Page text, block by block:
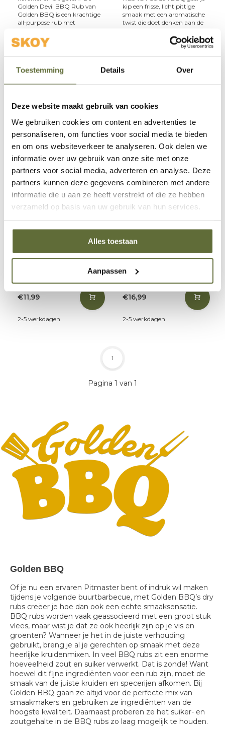
Toestemming Details Over
Deze website maakt gebruik van cookies
We gebruiken cookies om content en advertenties te
personaliseren, om functies voor social media te bieden
en om ons websiteverkeer te analyseren. Ook delen we
informatie over uw gebruik van onze site met onze
partners voor social media, adverteren en analyse. Deze
partners kunnen deze gegevens combineren met andere
informatie die u aan ze heeft verstrekt of die ze hebben
verzameld op basis van uw gebruik van hun services.
Alles toestaan
Aanpassen
Golden Devil BBQ Rub van
Golden BBQ is een krachtige
all‑purpose rub met
€10,99
2-5 werkdagen
kip een frisse, licht pittige
smaak met een aromatische
twist die doet denken aan de
2-5 werkdagen
Golden BBQ
Golden Sate van
Golden BBQ
Breng de geur en smaak van
met de Golden Sate BBQ Rub
premium rub is geïnspireerd
€11,99
2-5 werkdagen
Golden BBQ
Proefpakket Golden
BBQ
Wil je meteen een smaakvol
barbecue‑avonturen? Met het
haal je zeven unieke
€16,99
2-5 werkdagen
Pagina 1 van 1
1
Golden BBQ
Of je nu een ervaren Pitmaster bent of indruk wil maken
tijdens je volgende buurtbarbecue, met Golden BBQ’s dry
rubs creëer je hoe dan ook een echte smaaksensatie.
BBQ rubs worden vaak geassocieerd met een groot stuk
vlees, maar wist je dat ze ook heerlijk zijn op je vis en
groenten? Wanneer je het in de juiste verhouding
gebruikt, breng je al je gerechten op smaak met deze
heerlijke kruidenmixen. In veel BBQ rubs zit een enorme
hoeveelheid zout en suiker verwerkt. Dat is zonde! Want
hoewel dit fijne ingrediënten voor een rub zijn, moet de
smaak van de juiste kruiden en specerijen afkomen. Bij
Golden BBQ gaan ze altijd voor de perfecte mix van
smaakmakers en gebruiken ze ingrediënten van de
hoogste kwaliteit. Daarnaast proberen ze het suiker- en
zoutgehalte in de BBQ rubs zo laag mogelijk te houden.